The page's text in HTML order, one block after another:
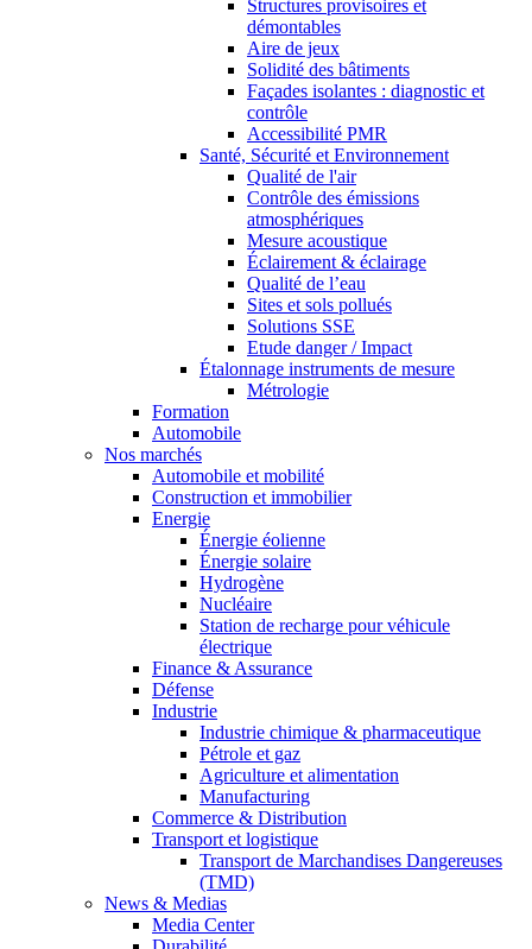
Structures provisoires et
démontables
Aire de jeux
Solidité des bâtiments
Façades isolantes : diagnostic et
contrôle
Accessibilité PMR
Santé, Sécurité et Environnement
Qualité de l'air
Contrôle des émissions
atmosphériques
Mesure acoustique
Éclairement & éclairage
Qualité de l’eau
Sites et sols pollués
Solutions SSE
Etude danger / Impact
Étalonnage instruments de mesure
Métrologie
Formation
Automobile
Nos marchés
Automobile et mobilité
Construction et immobilier
Energie
Énergie éolienne
Énergie solaire
Hydrogène
Nucléaire
Station de recharge pour véhicule
électrique
Finance & Assurance
Défense
Industrie
Industrie chimique & pharmaceutique
Pétrole et gaz
Agriculture et alimentation
Manufacturing
Commerce & Distribution
Transport et logistique
Transport de Marchandises Dangereuses
(TMD)
News & Medias
Media Center